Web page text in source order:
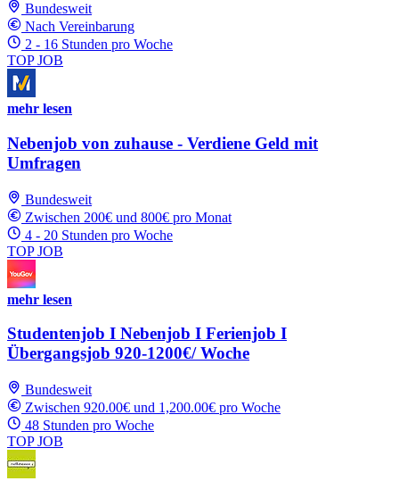
Bundesweit
Nach Vereinbarung
2 - 16 Stunden pro Woche
TOP JOB
mehr lesen
Nebenjob von zuhause - Verdiene Geld mit
Umfragen
Bundesweit
Zwischen 200€ und 800€ pro Monat
4 - 20 Stunden pro Woche
TOP JOB
mehr lesen
Studentenjob I Nebenjob I Ferienjob I
Übergangsjob 920-1200€/ Woche
Bundesweit
Zwischen 920.00€ und 1,200.00€ pro Woche
48 Stunden pro Woche
TOP JOB